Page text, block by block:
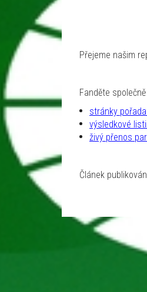
Přejeme našim
Fanděte
stránky
výsledkové
živý přenos
Článek